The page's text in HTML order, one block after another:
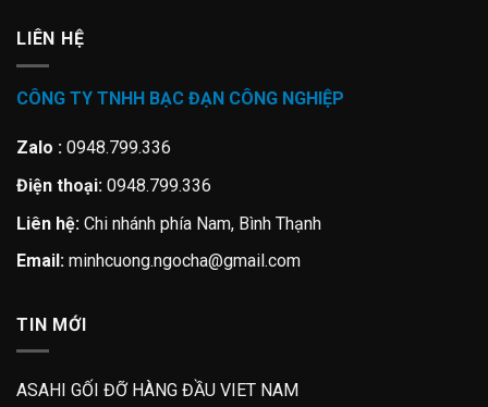
LIÊN HỆ
CÔNG TY TNHH BẠC ĐẠN CÔNG NGHIỆP
Zalo : 0948.799.336
Điện thoại: 0948.799.336
Liên hệ: Chi nhánh phía Nam, Bình Thạnh
Email: minhcuong.ngocha@gmail.com
TIN MỚI
ASAHI GỐI ĐỠ HÀNG ĐẦU VIET NAM